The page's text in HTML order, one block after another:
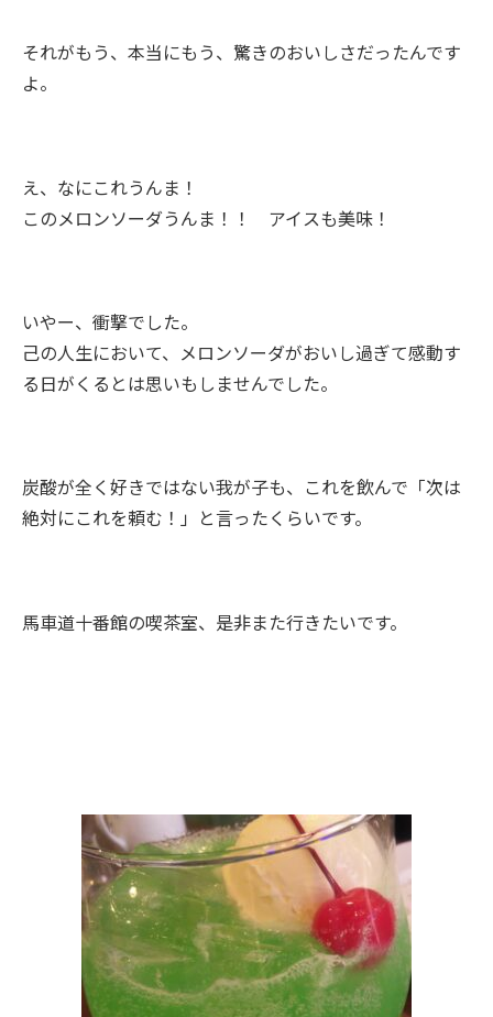
それがもう、本当にもう、驚きのおいしさだったんです
よ。
え、なにこれうんま！
このメロンソーダうんま！！ アイスも美味！
いやー、衝撃でした。
己の人生において、メロンソーダがおいし過ぎて感動す
る日がくるとは思いもしませんでした。
炭酸が全く好きではない我が子も、これを飲んで「次は
絶対にこれを頼む！」と言ったくらいです。
馬車道十番館の喫茶室、是非また行きたいです。